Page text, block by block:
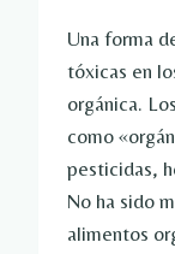
Una forma
tóxicas en
orgánica.
como
pesticidas,
No ha sido
alimentos